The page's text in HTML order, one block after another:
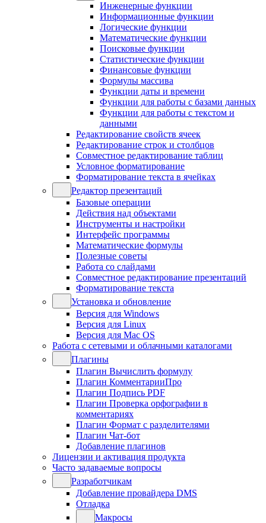
Инженерные функции
Информационные функции
Логические функции
Математические функции
Поисковые функции
Статистические функции
Финансовые функции
Формулы массива
Функции даты и времени
Функции для работы с базами данных
Функции для работы с текстом и
данными
Редактирование свойств ячеек
Редактирование строк и столбцов
Совместное редактирование таблиц
Условное форматирование
Форматирование текста в ячейках
Редактор презентаций
Базовые операции
Действия над объектами
Инструменты и настройки
Интерфейс программы
Математические формулы
Полезные советы
Работа со слайдами
Совместное редактирование презентаций
Форматирование текста
Установка и обновление
Версия для Windows
Версия для Linux
Версия для Mac OS
Работа с сетевыми и облачными каталогами
Плагины
Плагин Вычислить формулу
Плагин КомментарииПро
Плагин Подпись PDF
Плагин Проверка орфографии в
комментариях
Плагин Формат с разделителями
Плагин Чат-бот
Добавление плагинов
Лицензии и активация продукта
Часто задаваемые вопросы
Разработчикам
Добавление провайдера DMS
Отладка
Макросы